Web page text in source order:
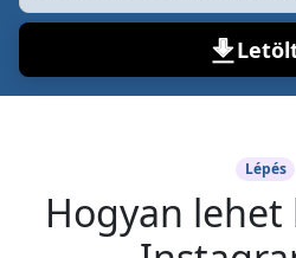
Lépés
Hogyan